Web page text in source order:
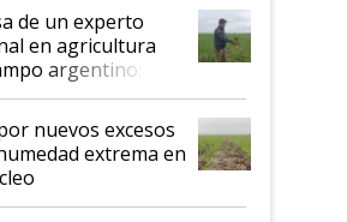
de un experto
en agricultura
argentino:
impresionado"
nuevos excesos
extrema en